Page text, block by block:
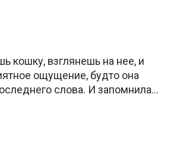
кошку, взглянешь на нее, и
ощущение, будто она
слова. И запомнила…